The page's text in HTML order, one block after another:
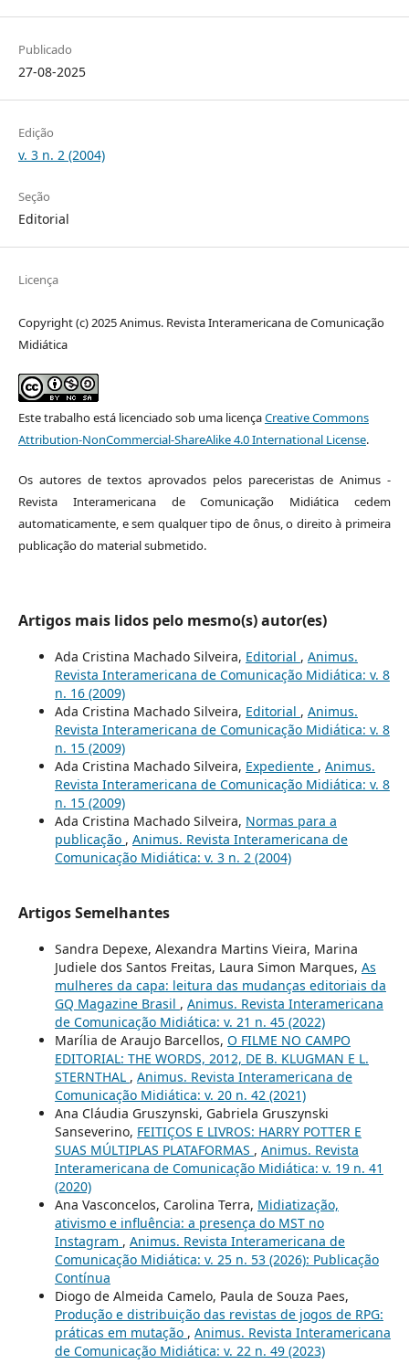
Publicado
27-08-2025
Edição
v. 3 n. 2 (2004)
Seção
Editorial
Licença
Copyright (c) 2025 Animus. Revista Interamericana de Comunicação
Midiática
Este trabalho está licenciado sob uma licençaCreative Commons
Attribution-NonCommercial-ShareAlike 4.0 International License.
Os autores de textos aprovados pelos pareceristas de Animus -
Revista Interamericana de Comunicação Midiática cedem
automaticamente, e sem qualquer tipo de ônus, o direito à primeira
publicação do material submetido.
Artigos mais lidos pelo mesmo(s) autor(es)
Ada Cristina Machado Silveira, Editorial , Animus.
Revista Interamericana de Comunicação Midiática: v. 8
n. 16 (2009)
Ada Cristina Machado Silveira, Editorial , Animus.
Revista Interamericana de Comunicação Midiática: v. 8
n. 15 (2009)
Ada Cristina Machado Silveira, Expediente , Animus.
Revista Interamericana de Comunicação Midiática: v. 8
n. 15 (2009)
Ada Cristina Machado Silveira, Normas para a
publicação , Animus. Revista Interamericana de
Comunicação Midiática: v. 3 n. 2 (2004)
Artigos Semelhantes
Sandra Depexe, Alexandra Martins Vieira, Marina
Judiele dos Santos Freitas, Laura Simon Marques, As
mulheres da capa: leitura das mudanças editoriais da
GQ Magazine Brasil , Animus. Revista Interamericana
de Comunicação Midiática: v. 21 n. 45 (2022)
Marília de Araujo Barcellos, O FILME NO CAMPO
EDITORIAL: THE WORDS, 2012, DE B. KLUGMAN E L.
STERNTHAL , Animus. Revista Interamericana de
Comunicação Midiática: v. 20 n. 42 (2021)
Ana Cláudia Gruszynski, Gabriela Gruszynski
Sanseverino, FEITIÇOS E LIVROS: HARRY POTTER E
SUAS MÚLTIPLAS PLATAFORMAS , Animus. Revista
Interamericana de Comunicação Midiática: v. 19 n. 41
(2020)
Ana Vasconcelos, Carolina Terra, Midiatização,
ativismo e influência: a presença do MST no
Instagram , Animus. Revista Interamericana de
Comunicação Midiática: v. 25 n. 53 (2026): Publicação
Contínua
Diogo de Almeida Camelo, Paula de Souza Paes,
Produção e distribuição das revistas de jogos de RPG:
práticas em mutação , Animus. Revista Interamericana
de Comunicação Midiática: v. 22 n. 49 (2023)